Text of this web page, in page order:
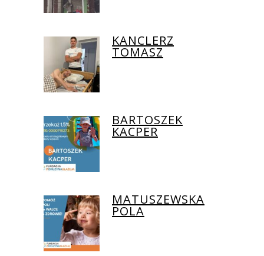
KANCLERZ
TOMASZ
BARTOSZEK
KACPER
MATUSZEWSKA
POLA